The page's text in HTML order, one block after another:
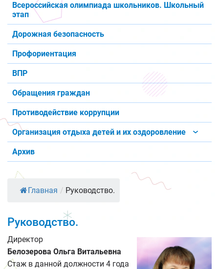
Всероссийская олимпиада школьников. Школьный
этап
Дорожная безопасность
Профориентация
ВПР
Обращения граждан
Противодействие коррупции
Организация отдыха детей и их оздоровление
Архив
Главная / Руководство.
Руководство.
Директор
Белозерова Ольга Витальевна
Стаж в данной должности 4 года